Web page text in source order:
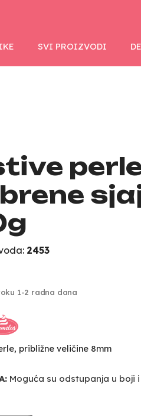
SVI PROIZVODI
2453
1-2 radna dana
približne veličine 8mm
Moguća su odstupanja u boji